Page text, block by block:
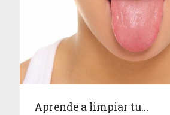
Aprende a limpiar tu...